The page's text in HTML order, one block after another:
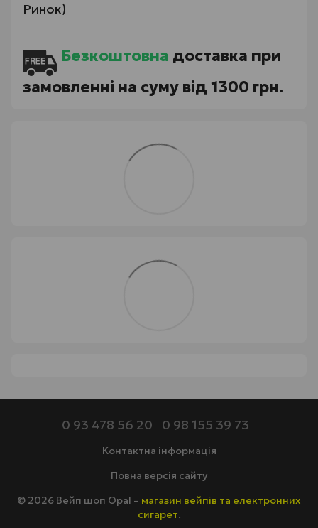
Ринок)
Безкоштовна доставка при
замовленні на суму від 1300 грн.
0 93 478 56 20 0 98 155 39 73
Контактна інформація
Повна версія сайту
© 2026 Вейп шоп Opal – магазин вейпів та електронних
сигарет.